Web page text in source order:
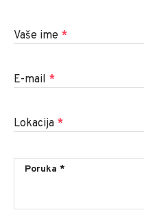
Vaše ime *
E-mail *
Lokacija *